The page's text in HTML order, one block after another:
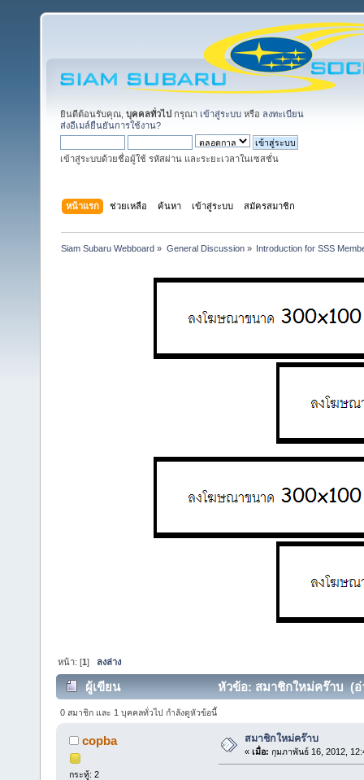
ยินดีต้อนรับคุณ, บุคคลทั่วไป กรุณา เข้าสู่ระบบ หรือ ลงทะเบียน
ส่งอีเมล์ยืนยันการใช้งาน?
เข้าสู่ระบบด้วยชื่อผู้ใช้ รหัสผ่าน และระยะเวลาในเซสชั่น
หน้าแรก ช่วยเหลือ ค้นหา เข้าสู่ระบบ สมัครสมาชิก
Siam Subaru Webboard » General Discussion» Introduction for SSS
หน้า: [1] ลงล่าง
ผู้เขียน หัวข้อ: สมาชิกใหม่คร๊าบ (อ่
0 สมาชิก และ 1 บุคคลทั่วไป กำลังดูหัวข้อนี้
copba
กระทู้: 2
สมาชิกใหม่คร๊าบ
« เมื่อ: กุมภาพันธ์ 16, 2012,